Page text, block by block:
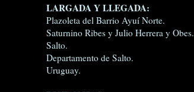
LARGADA Y LLEGADA:
Plazoleta del Barrio Ayuí Norte.
Saturnino Ribes y Julio Herrera y Obes.
Salto.
Departamento de Salto.
Uruguay.